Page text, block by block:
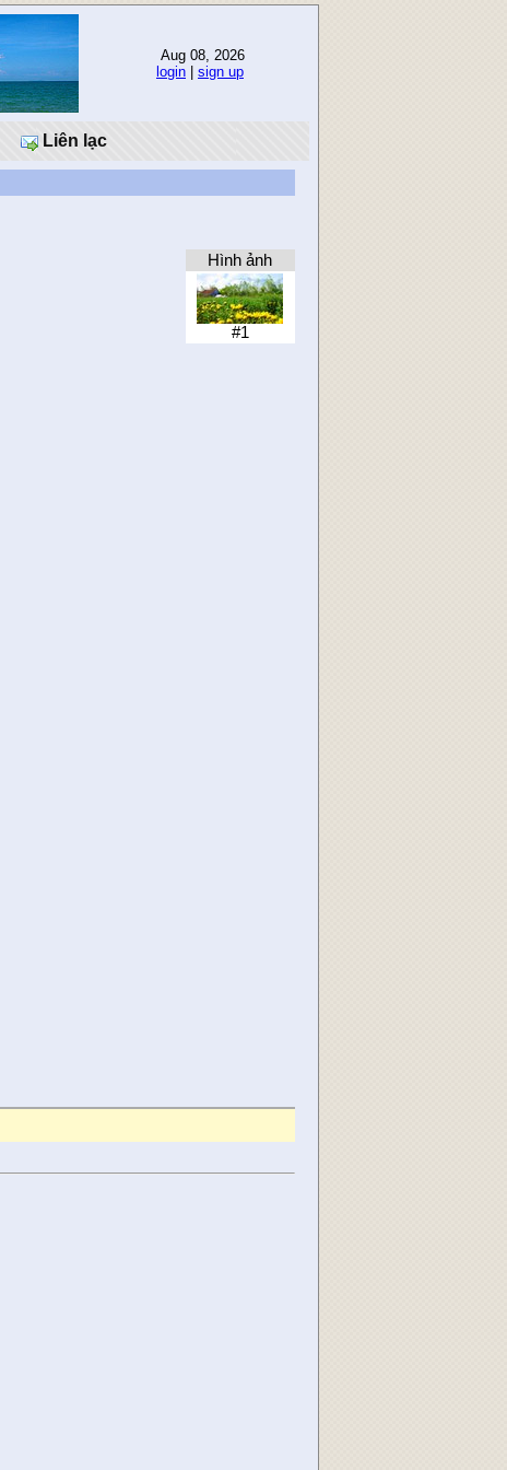
Aug 08, 2026
login
sign up
Liên lạc
Hình ảnh
#1